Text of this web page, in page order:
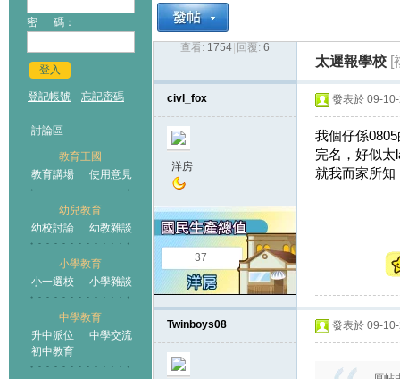
密 碼：
登入
登記帳號 忘記密碼
討論區
教育王國
教育講場
使用意見
幼兒教育
幼校討論
幼教雜談
小學教育
小一選校
小學雜談
中學教育
升中派位
中學交流
初中教育
王國
查看: 1754 回覆: 6
太遲報學校 [
civl_fox
洋房
37
發表於 09-
我個仔係
完名，好似太
就我而家所知
Twinboys08 發表於 09-